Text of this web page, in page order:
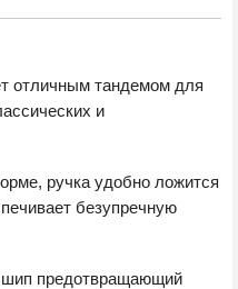
отличным тандемом для
и
ручка удобно ложится
безупречную
предотвращающий